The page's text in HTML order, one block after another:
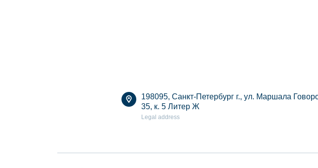
198095, Санкт-Петербург г., ул. Маршала
35, к. 5 Литер Ж
Legal address